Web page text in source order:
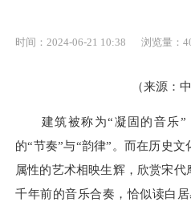
时间：2024-06-21 10:38 浏览量：
（来源：中
建筑被称为“凝固的音乐”
的“节奏”与“韵律”。而在历史
属性的艺术相映生辉，欣赏宋
千年前的音乐合奏，恰似读白